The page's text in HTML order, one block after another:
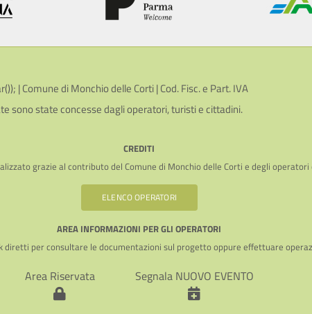
| Comune di Monchio delle Corti | Cod. Fisc. e Part. IVA
sono state concesse dagli operatori, turisti e cittadini.
CREDITI
grazie al contributo del Comune di Monchio delle Corti e degli
ELENCO OPERATORI
AREA INFORMAZIONI PER GLI OPERATORI
diretti per consultare le documentazioni sul progetto oppure effettuare
Area Riservata Segnala NUOVO EVENTO